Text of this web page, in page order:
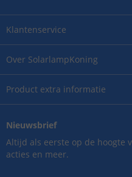
Over SolarlampKoning
Product extra informatie
Klantenservice
Nieuwsbrief
Altijd als eerste op de hoogte
acties en meer.